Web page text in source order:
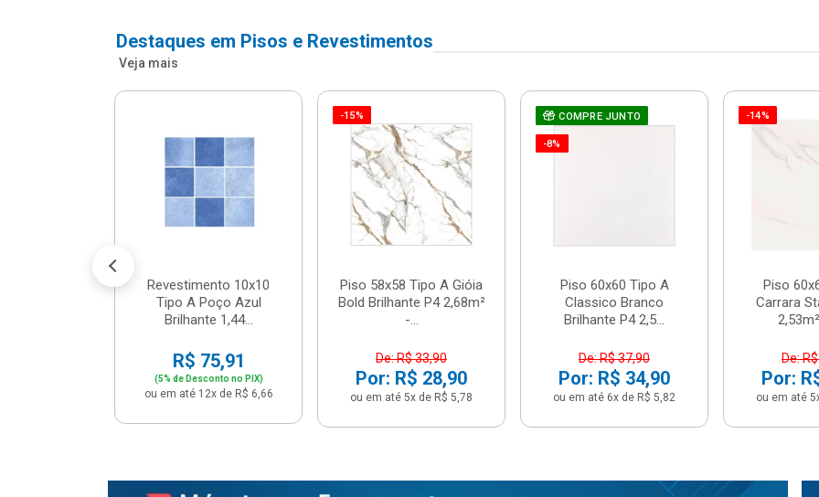
Destaques em Pisos e Revestimentos
Veja mais
Revestimento 10x10
Tipo A Poço Azul
Brilhante 1,44...
R$ 75,91
(5% de Desconto no PIX)
ou em até 12x de R$ 6,66
-15%
Piso 58x58 Tipo A Gióia
Bold Brilhante P4 2,68m²
-...
De: R$ 33,90
Por: R$ 28,90
ou em até 5x de R$ 5,78
COMPRE JUNTO
-8%
Piso 60x60 Tipo A
Classico Branco
Brilhante P4 2,5...
De: R$ 37,90
Por: R$ 34,90
ou em até 6x de R$ 5,82
-14%
Piso
Carrara
De:
Por:
ou em até